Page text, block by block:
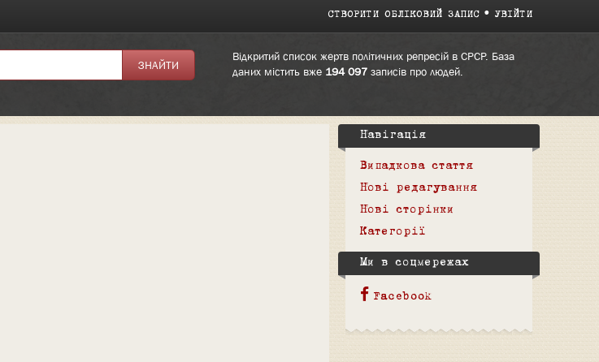
СТВОРИТИ ОБЛІКОВИЙ ЗАПИС УВІЙТИ
Відкритий список жертв політичних репресій в СРСР. База
даних містить вже 194 097записів про людей.
Навігація
Випадкова стаття
Нові редагування
Нові сторінки
Категорії
Ми в соцмережах
Facebook